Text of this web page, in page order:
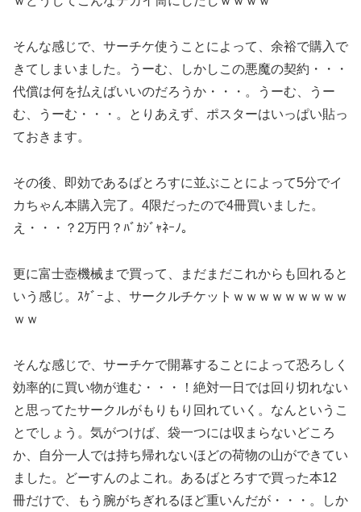
そんな感じで、サーチケ使うことによって、余裕で購入で
きてしまいました。うーむ、しかしこの悪魔の契約・・・
代償は何を払えばいいのだろうか・・・。うーむ、うー
む、うーむ・・・。とりあえず、ポスターはいっぱい貼っ
ておきます。
その後、即効であるばとろすに並ぶことによって5分でイ
カちゃん本購入完了。4限だったので4冊買いました。
え・・・？2万円？ﾊﾞｶｼﾞｬﾈｰﾉ。
更に富士壺機械まで買って、まだまだこれからも回れると
いう感じ。ｽｹﾞｰよ、サークルチケットｗｗｗｗｗｗｗｗｗ
ｗｗ
そんな感じで、サーチケで開幕することによって恐ろしく
効率的に買い物が進む・・・！絶対一日では回り切れない
と思ってたサークルがもりもり回れていく。なんというこ
とでしょう。気がつけば、袋一つには収まらないどころ
か、自分一人では持ち帰れないほどの荷物の山ができてい
ました。どーすんのよこれ。あるばとろすで買った本12
冊だけで、もう腕がちぎれるほど重いんだが・・・。しか